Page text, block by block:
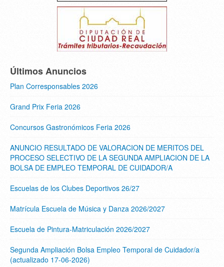
Últimos Anuncios
Plan Corresponsables 2026
Grand Prix Feria 2026
Concursos Gastronómicos Feria 2026
ANUNCIO RESULTADO DE VALORACION DE MERITOS DEL
PROCESO SELECTIVO DE LA SEGUNDA AMPLIACION DE LA
BOLSA DE EMPLEO TEMPORAL DE CUIDADOR/A
Escuelas de los Clubes Deportivos 26/27
Matrícula Escuela de Música y Danza 2026/2027
Escuela de Pintura-Matriculación 2026/2027
Segunda Ampliación Bolsa Empleo Temporal de Cuidador/a
(actualizado 17-06-2026)